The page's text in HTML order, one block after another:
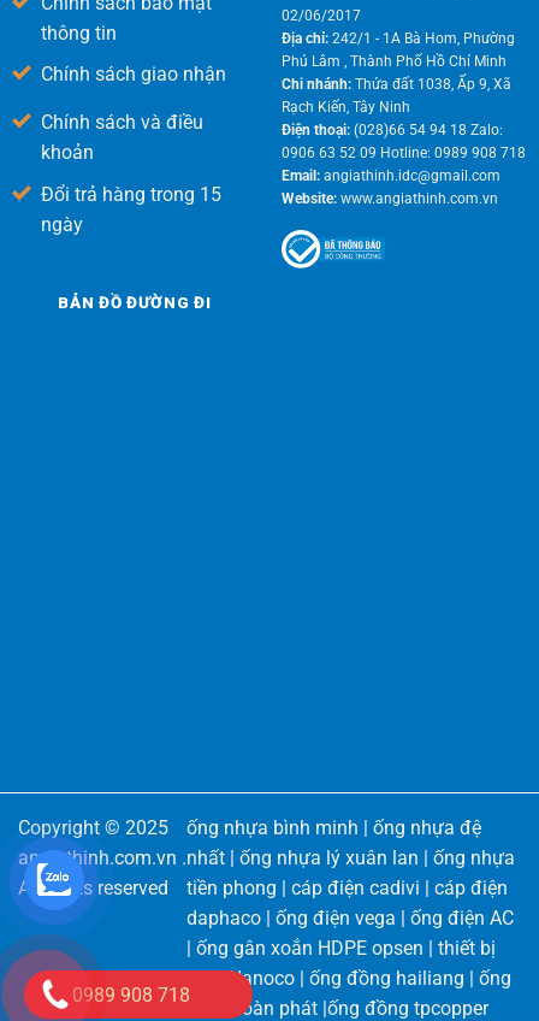
thông tin
Chính sách giao nhận
Chính sách và điều
khoản
Đổi trả hàng trong 15
ngày
02/06/2017
Địa chỉ:242/1 - 1A Bà Hom, Phường
Phú Lâm , Thành Phố Hồ Chí Minh
Chi nhánh: Thửa đất 1038, Ấp 9, Xã
Rạch Kiến, Tây Ninh
Điện thoại:(028)66 54 94 18 Zalo:
0906 63 52 09 Hotline: 0989 908 718
Email:angiathinh.idc@gmail.com
Website:www.angiathinh.com.vn
BẢN ĐỒ ĐƯỜNG ĐI
Copyright © 2025
angiathinh.com.vn .
All rights reserved
ống nhựa bình minh | ống nhựa đệ
nhất | ống nhựa lý xuân lan | ống nhựa
tiền phong | cáp điện cadivi | cáp điện
daphaco | ống điện vega | ống điện AC
| ống gân xoắn HDPE opsen | thiết bị
điện Nanoco | ống đồng hailiang | ống
đồng toàn phát |ống đồng tpcopper
0989 908 718